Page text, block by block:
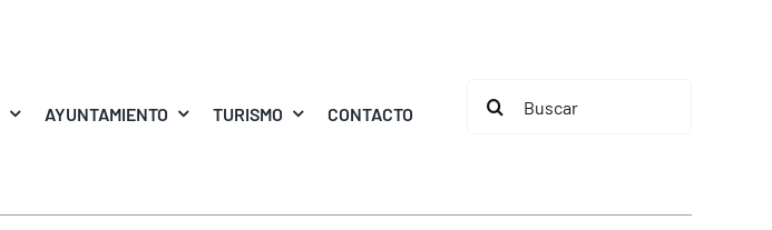
AYUNTAMIENTO TURISMO CONTACTO
Buscar: